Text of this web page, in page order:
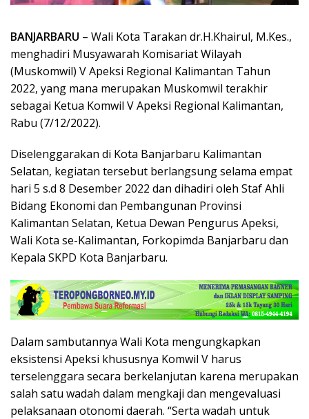
BANJARBARU – Wali Kota Tarakan dr.H.Khairul, M.Kes.,
menghadiri Musyawarah Komisariat Wilayah
(Muskomwil) V Apeksi Regional Kalimantan Tahun
2022, yang mana merupakan Muskomwil terakhir
sebagai Ketua Komwil V Apeksi Regional Kalimantan,
Rabu (7/12/2022).
Diselenggarakan di Kota Banjarbaru Kalimantan
Selatan, kegiatan tersebut berlangsung selama empat
hari 5 s.d 8 Desember 2022 dan dihadiri oleh Staf Ahli
Bidang Ekonomi dan Pembangunan Provinsi
Kalimantan Selatan, Ketua Dewan Pengurus Apeksi,
Wali Kota se-Kalimantan, Forkopimda Banjarbaru dan
Kepala SKPD Kota Banjarbaru.
Dalam sambutannya Wali Kota mengungkapkan
eksistensi Apeksi khususnya Komwil V harus
terselenggara secara berkelanjutan karena merupakan
salah satu wadah dalam mengkaji dan mengevaluasi
pelaksanaan otonomi daerah. “Serta wadah untuk